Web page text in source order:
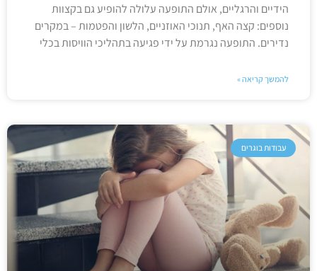
הידיים והרגליים, אולם התופעה עלולה להופיע גם בקצוות
נוספים: קצה האף, תנוכי האוזניים, הלשון והפטמות – במקרים
נדירים. התופעה נגרמת על ידי פגיעה בתהליכי הוויסות בכלי
להמשך קריאה »
עבודות בוגרים